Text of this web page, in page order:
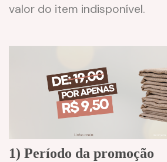
valor do item indisponível.
1) Período da promoção